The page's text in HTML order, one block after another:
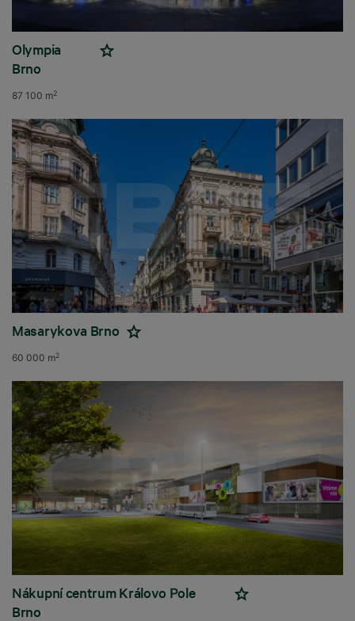
Olympia
Brno
87 100 m2
Masarykova Brno
60 000 m2
Nákupní centrum Královo Pole
Brno